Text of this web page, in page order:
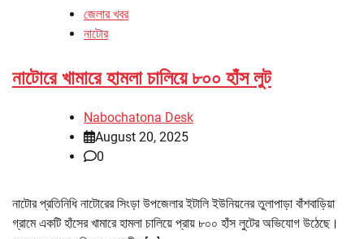
জেলার খবর
নাটোর
নাটোরে খামারে হামলা চালিয়ে ৮০০ হাঁস লুট
Nabochatona Desk
August 20, 2025
0
নাটোর প্রতিনিধি নাটোরের সিংড়া উপজেলার ইটালি ইউনিয়নের তুলাপাড়া বাঁশবাড়িয়া
গ্রামে একটি হাঁসের খামারে হামলা চালিয়ে প্রায় ৮০০ হাঁস লুটের অভিযোগ উঠেছে।